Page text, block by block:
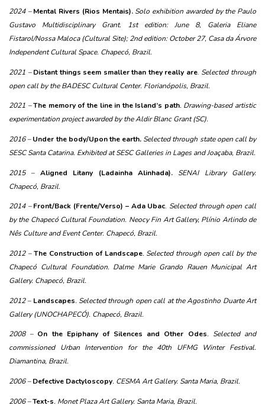
2024 – Mental Rivers (Rios Mentais). Solo exhibition awarded by the Paulo
Gustavo Multidisciplinary Grant. 1st edition: June 8, Galeria Eliane
Fistarol/Nossa Maloca (Cultural Site); 2nd edition: October 27, Casa da Árvore
Independent Cultural Space. Chapecó, Brazil.
2021 – Distant things seem smaller than they really are. Selected through
open call by the BADESC Cultural Center. Florianópolis, Brazil.
2021 – The memory of the line in the Island’s path. Drawing-based artistic
experimentation project awarded by the Aldir Blanc Grant (SC).
2016 – Under the body/Upon the earth. Selected through state open call by
SESC Santa Catarina. Exhibited at SESC Galleries in Lages and Joaçaba, Brazil.
2015 – Aligned Litany (Ladainha Alinhada).
SENAI Library Gallery.
Chapecó, Brazil.
2014 – Front/Back (Frente/Verso) – Ada Ubac. Selected through open call
by the Chapecó Cultural Foundation. Neocy Fin Art Gallery, Plínio Arlindo de
Nês Culture and Event Center. Chapecó, Brazil.
2012 – The Construction of Landscape. Selected through open call by the
Chapecó Cultural Foundation. Dalme Marie Grando Rauen Municipal Art
Gallery. Chapecó, Brazil.
2012 – Landscapes. Selected through open call at the Agostinho Duarte Art
Gallery (UNOCHAPECÓ). Chapecó, Brazil.
2008 – On the Epiphany of Silences and Other Odes. Selected and
commissioned Urban Intervention for the 40th UFMG Winter Festival.
Diamantina, Brazil.
2006 – Defective Dactyloscopy. CESMA Art Gallery. Santa Maria, Brazil.
2006 –Text-s. Monet Plaza Art Gallery. Santa Maria, Brazil.